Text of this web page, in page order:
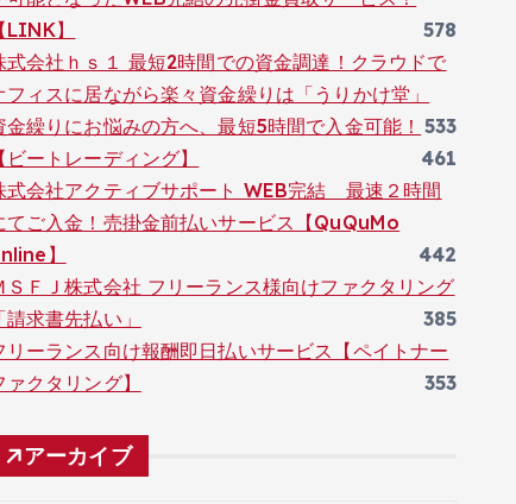
【LINK】
578
式会社ｈｓ１ 最短2時間での資金調達！クラウドで
フィスに居ながら楽々資金繰りは「うりかけ堂」
533
金繰りにお悩みの方へ、最短5時間で入金可能！
【ビートレーディング】
461
式会社アクティブサポート WEB完結 最速２時間
てご入金！売掛金前払いサービス【QuQuMo
】
442
ＳＦＪ株式会社 フリーランス様向けファクタリング
「請求書先払い」
385
リーランス向け報酬即日払いサービス【ペイトナー
ァクタリング】
353
アーカイブ